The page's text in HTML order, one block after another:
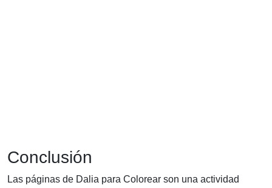
Conclusión
Las páginas de Dalia para Colorear son una actividad